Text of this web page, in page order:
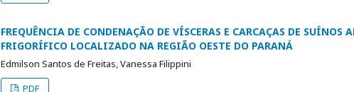
FREQUÊNCIA DE CONDENAÇÃO DE VÍSCERAS E CARCAÇAS DE
FRIGORÍFICO LOCALIZADO NA REGIÃO OESTE DO PARANÁ
Edmilson Santos de Freitas, Vanessa Filippini
PDF